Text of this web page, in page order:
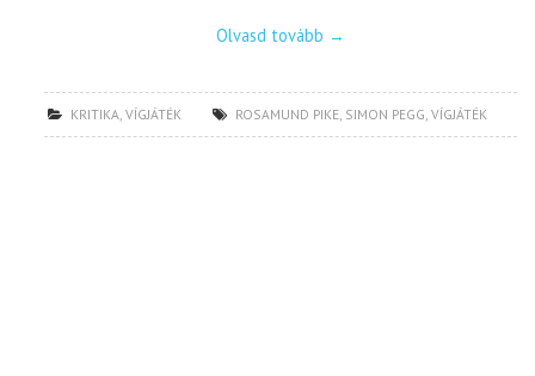
Olvasd tovább →
KRITIKA ,VÍGJÁTÉK ROSAMUND PIKE SIMON PEGG ,VÍGJÁTÉK